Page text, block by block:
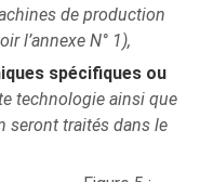
de production
l’annexe N° 1),
spécifiques ou
technologie ainsi que
seront traités dans le